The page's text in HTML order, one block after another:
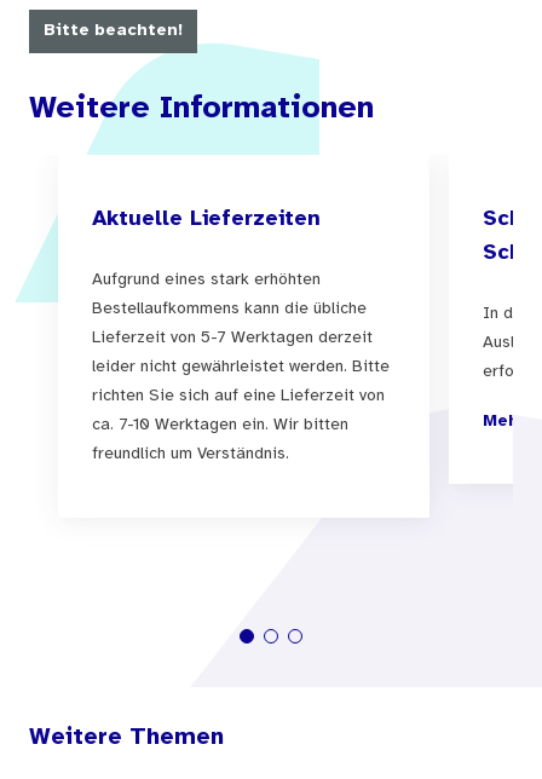
Bitte beachten!
Weitere Informationen
Aktuelle Lieferzeiten
Aufgrund eines stark erhöhten
Bestellaufkommens kann die übliche
Lieferzeit von 5-7 Werktagen derzeit
leider nicht gewährleistet werden. Bitte
richten Sie sich auf eine Lieferzeit von
ca. 7-10 Werktagen ein. Wir bitten
freundlich um Verständnis.
In der
Mehr
Weitere Themen